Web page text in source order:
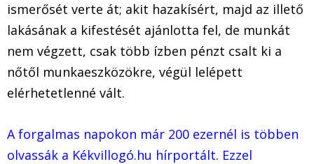
ismerősét verte át; akit hazakísért, majd az illető
lakásának a kifestését ajánlotta fel, de munkát
nem végzett, csak több ízben pénzt csalt ki a
nőtől munkaeszközökre, végül lelépett
elérhetetlenné vált.
A forgalmas napokon már 200 ezernél is többen
olvassák a Kékvillogó.hu hírportált. Ezzel